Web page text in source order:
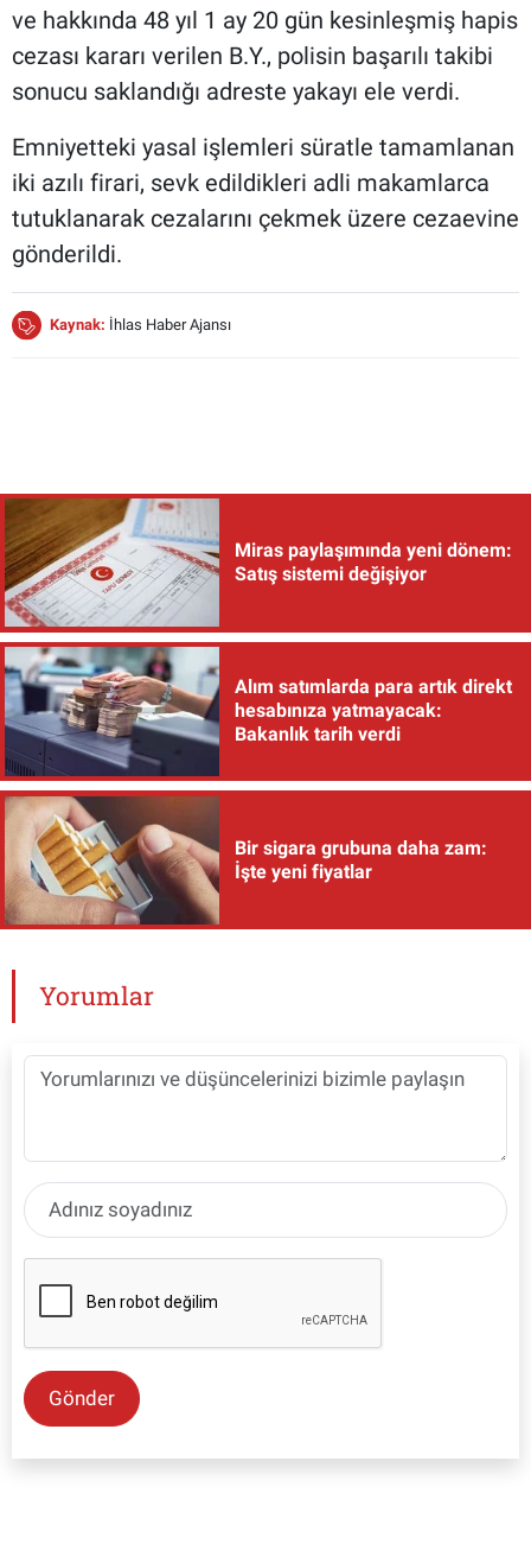
ve hakkında 48 yıl 1 ay 20 gün kesinleşmiş hapis
cezası kararı verilen B.Y., polisin başarılı takibi
sonucu saklandığı adreste yakayı ele verdi.
Emniyetteki yasal işlemleri süratle tamamlanan
iki azılı firari, sevk edildikleri adli makamlarca
tutuklanarak cezalarını çekmek üzere cezaevine
gönderildi.
Kaynak: İhlas Haber Ajansı
Miras paylaşımında yeni dönem:
Satış sistemi değişiyor
Alım satımlarda para artık direkt
hesabınıza yatmayacak:
Bakanlık tarih verdi
Bir sigara grubuna daha zam:
İşte yeni fiyatlar
Yorumlar
Gönder